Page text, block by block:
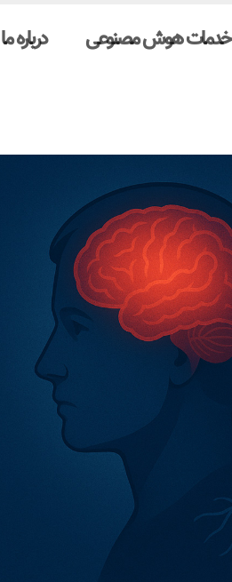
خدمات هوش مصنوعی درباره ما